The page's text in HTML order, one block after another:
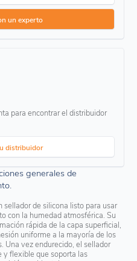
un experto
para encontrar el distribuidor
distribuidor
generales de
sellador de silicona listo para usar
con la humedad atmosférica. Su
rápida de la capa superficial,
uniforme a la mayoría de los
Una vez endurecido, el sellador
y flexible que soporta las